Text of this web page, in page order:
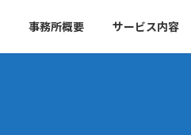
事務所概要 サービス内容